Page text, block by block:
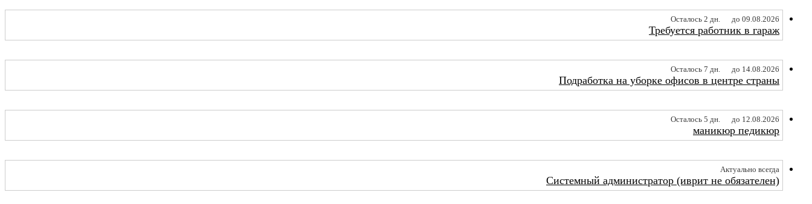
Осталось 2 дн. до 09.08.2026
Требуется работник в гараж
Осталось 7 дн. до 14.08.2026
Подработка на уборке офисов в центре страны
Осталось 5 дн. до 12.08.2026
маникюр педикюр
Актуально всегда
Системный администратор (иврит не обязателен)